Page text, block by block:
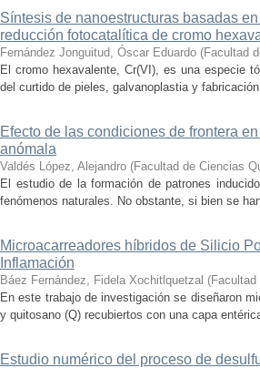
Síntesis de nanoestructuras basadas
reducción fotocatalítica de cromo
Fernández Jonguitud, Óscar Eduardo (Facultad
El cromo hexavalente, Cr(VI), es una especie
del curtido de pieles, galvanoplastia y
Efecto de las condiciones de frontera
anómala
Valdés López, Alejandro (Facultad de Ciencias
El estudio de la formación de patrones
fenómenos naturales. No obstante, si bien se
Microacarreadores híbridos de Silicio
Inflamación
Báez Fernández, Fidela Xochitlquetzal (
En este trabajo de investigación se diseñaron
y quitosano (Q) recubiertos con una capa
Estudio numérico del proceso de